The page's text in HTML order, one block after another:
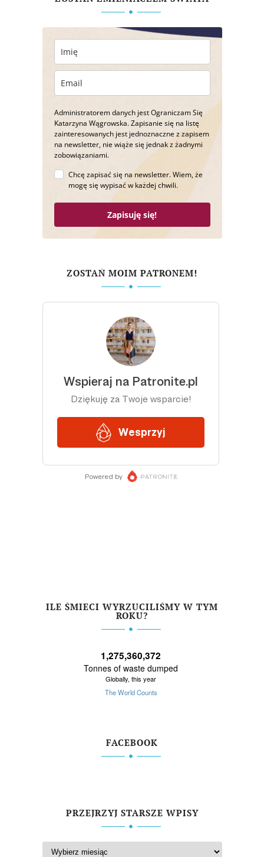
Administratorem danych jest Ograniczam Się
Katarzyna Wągrowska. Zapisanie się na listę
zainteresowanych jest jednoznaczne z zapisem
na newsletter, nie wiąże się jednak z żadnymi
zobowiązaniami.
Chcę zapisać się na newsletter. Wiem, że
mogę się wypisać w każdej chwili.
Zapisuję się!
ZOSTAŃ MOIM PATRONEM!
ILE ŚMIECI WYRZUCILIŚMY W TYM
ROKU?
FACEBOOK
PRZEJRZYJ STARSZE WPISY